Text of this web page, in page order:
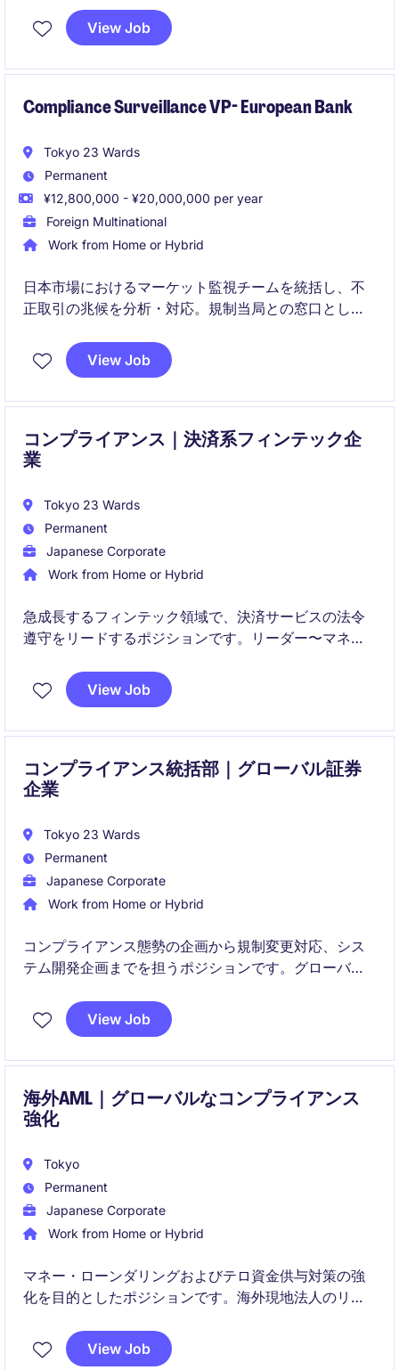
い、国際的なチームと協働します。
View Job
Compliance Surveillance VP- European Bank
Tokyo 23 Wards
Permanent
¥12,800,000 - ¥20,000,000 per year
Foreign Multinational
Work from Home or Hybrid
日本市場におけるマーケット監視チームを統括し、不
正取引の兆候を分析・対応。規制当局との窓口とし
View Job
コンプライアンス｜決済系フィンテック企
業
Tokyo 23 Wards
Permanent
Japanese Corporate
Work from Home or Hybrid
急成長するフィンテック領域で、決済サービスの法令
遵守をリードするポジションです。リーダー〜マネー
インパクトのあるサービスの安全性と信頼性を支えて
いただきます。
View Job
コンプライアンス統括部｜グローバル証券
企業
Tokyo 23 Wards
Permanent
Japanese Corporate
Work from Home or Hybrid
コンプライアンス態勢の企画から規制変更対応、シス
テム開発企画までを担うポジションです。グローバル
度な管理体制の構築にも関与いただきます。
View Job
海外AML｜グローバルなコンプライアンス
強化
Tokyo
Permanent
Japanese Corporate
Work from Home or Hybrid
マネー・ローンダリングおよびテロ資金供与対策の強
化を目的としたポジションです。海外現地法人のリス
を行う即戦力プレーヤーとして活躍いただきます。
View Job